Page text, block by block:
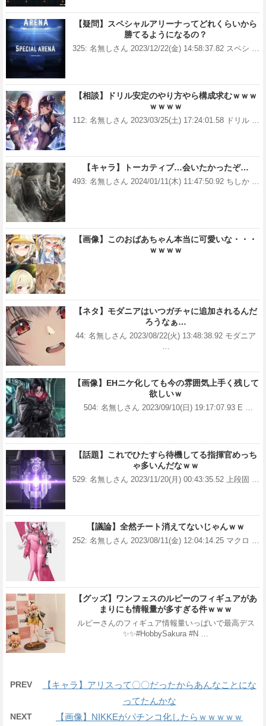
【疑問】スペシャルアリーナってどれくらいから
勝てるようになるの？
325: 名無しさん 2023/12/22(金) 14:58:37.82 スペシ …
【相談】ドリル安定のやり方やら構成求むｗｗｗ
ｗｗｗｗ
112: 名無しさん 2023/03/25(土) 17:24:01.58 ドリル …
【キャラ】トーカティブ…会いたかったぞ…
493: 名無しさん 2024/01/11(木) 11:47:50.92 ちしか …
【画像】このおばあちゃん本当に可愛いな・・・
ｗｗｗｗ
【ネタ】モダニアはいつガチャに追加されるんだ
ろうなぁ…
44: 名無しさん 2023/08/22(火) 13:48:38.92 モダニア
【画像】EHニケ化しても今の雰囲気上手く残して
欲しいｗ
504: 名無しさん 2023/09/10(日) 19:17:07.93 E …
【話題】これでひたすら待機してる指揮官めっち
ゃ多いんだなｗｗ
529: 名無しさん 2023/11/20(月) 00:43:35.52 上段固 …
【議論】全然チート消えてないじゃんｗｗ
252: 名無しさん 2023/08/11(金) 12:04:14.25 マクロ …
【グッズ】ワンフェスのルピーのフィギュアがあ
まりにも情報量が多すぎる件ｗｗｗ
ルピーさんのフィギュア情報量いっぱいで最高デス
✨✨#HobbySakura #N …
PREV
【キャラ】アリスって〇〇だったからあんなことにな
ってたんかな
NEXT 【画像】NIKKEがパチンコ化したらｗｗｗｗｗ